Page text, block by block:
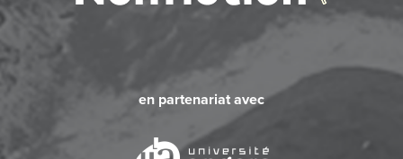
en partenariat avec